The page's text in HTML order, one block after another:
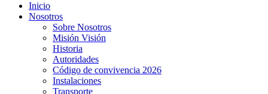
Inicio
Nosotros
Sobre Nosotros
Misión Visión
Historia
Autoridades
Código de convivencia 2026
Instalaciones
Transporte